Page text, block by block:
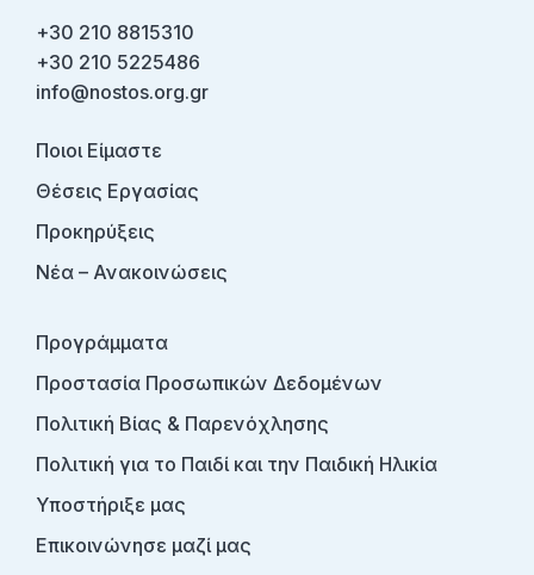
+30 210 8815310
+30 210 5225486
info@nostos.org.gr
Ποιοι Είμαστε
Θέσεις Εργασίας
Προκηρύξεις
Νέα – Ανακοινώσεις
Προγράμματα
Προστασία Προσωπικών Δεδομένων
Πολιτική Βίας & Παρενόχλησης
Πολιτική για το Παιδί και την Παιδική Ηλικία
Υποστήριξε μας
Επικοινώνησε μαζί μας